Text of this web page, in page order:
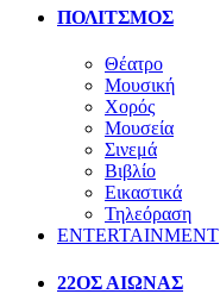
ΠΟΛΙΤΣΜΟΣ
Θέατρο
Μουσική
Χορός
Μουσεία
Σινεμά
Βιβλίο
Εικαστικά
Τηλεόραση
ENTERTAINMENT
22ΟΣ ΑΙΩΝΑΣ